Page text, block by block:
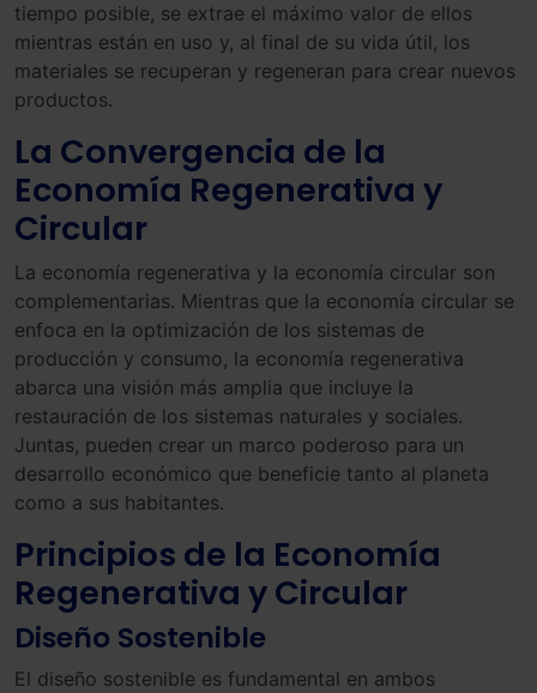
tiempo posible, se extrae el máximo valor de ellos
mientras están en uso y, al final de su vida útil, los
materiales se recuperan y regeneran para crear nuevos
productos.
La Convergencia de la
Economía Regenerativa y
Circular
La economía regenerativa y la economía circular son
complementarias. Mientras que la economía circular se
enfoca en la optimización de los sistemas de
producción y consumo, la economía regenerativa
abarca una visión más amplia que incluye la
restauración de los sistemas naturales y sociales.
Juntas, pueden crear un marco poderoso para un
desarrollo económico que beneficie tanto al planeta
como a sus habitantes.
Principios de la Economía
Regenerativa y Circular
Diseño Sostenible
El diseño sostenible es fundamental en ambos